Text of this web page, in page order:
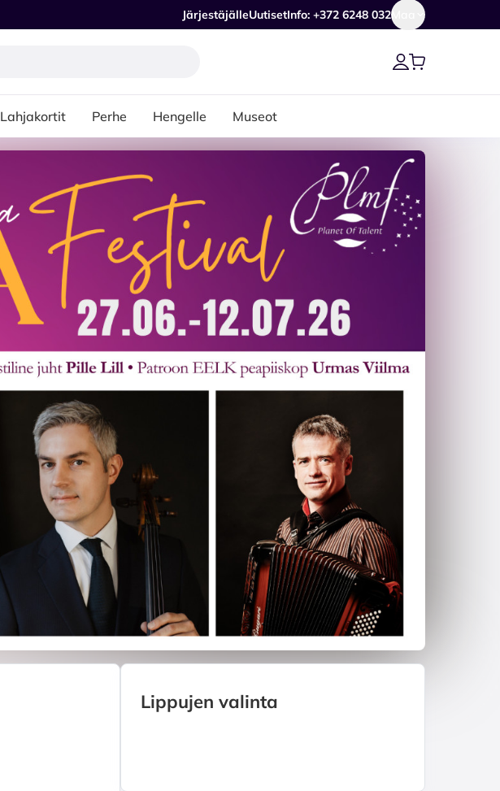
JärjestäjälleUutisetInfo: +372 6248 032Maa
Lahjakortit Perhe Hengelle Museot
Lippujen valinta